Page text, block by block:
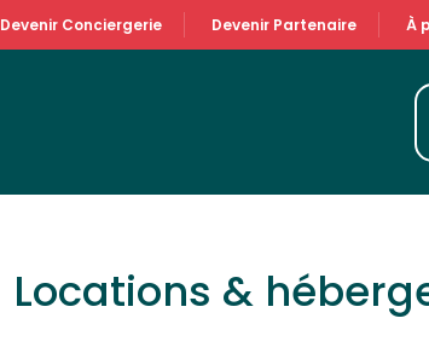
Devenir Conciergerie Devenir Partenaire À
Locations &